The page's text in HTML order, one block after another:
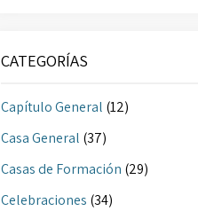
CATEGORÍAS
Capítulo General (12)
Casa General (37)
Casas de Formación (29)
Celebraciones (34)